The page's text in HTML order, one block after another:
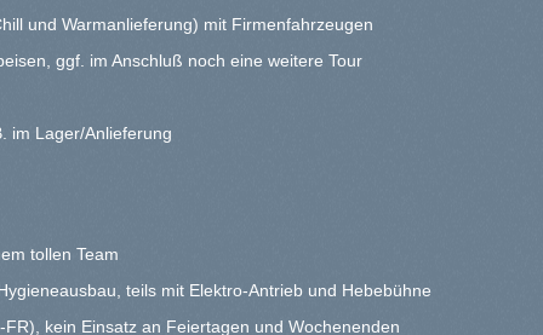
und Warmanlieferung) mit Firmenfahrzeugen
ggf. im Anschluß noch eine weitere Tour
im Lager/Anlieferung
tollen Team
teils mit Elektro-Antrieb und Hebebühne
kein Einsatz an Feiertagen und Wochenenden